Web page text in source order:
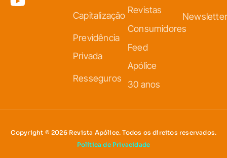
Capitalização
Previdência
Privada
Resseguros
Revistas
Consumidores
Feed
Apólice
30 anos
Newsletter
Copyright © 2026 Revista Apólice. Todos os direitos reservados.
Política de Privacidade